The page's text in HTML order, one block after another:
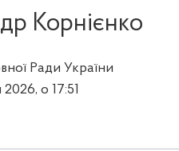
Корнієнко
Ради України
о 17:51